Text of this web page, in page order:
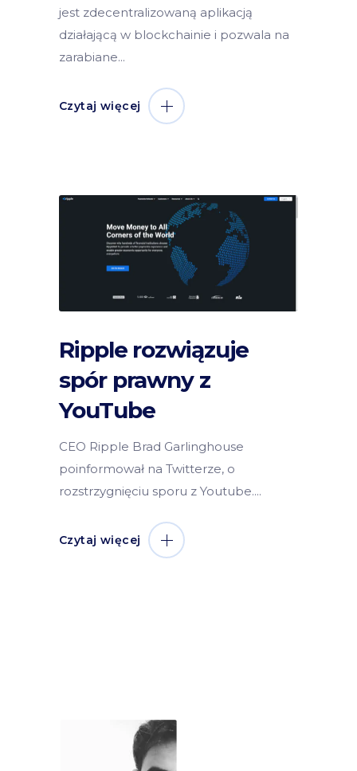
jest zdecentralizowaną aplikacją
działającą w blockchainie i pozwala na
zarabiane
Czytaj więcej
Ripple rozwiązuje
spór prawny z
YouTube
CEO Ripple Brad Garlinghouse
poinformował na Twitterze, o
rozstrzygnięciu sporu z Youtube.
Czytaj więcej